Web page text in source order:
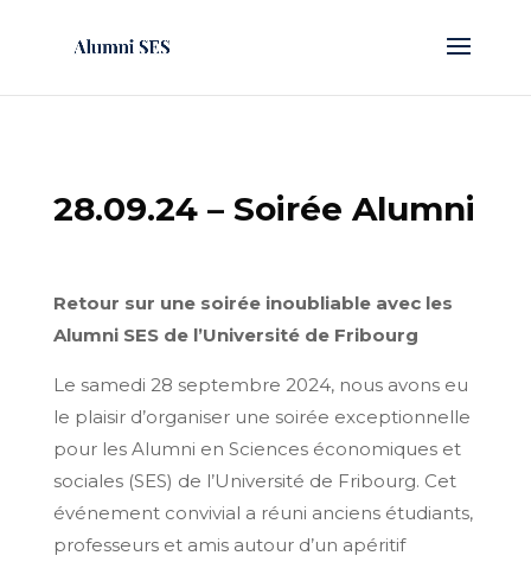
28.09.24 – Soirée Alumni
Retour sur une soirée inoubliable avec les
Alumni SES de l’Université de Fribourg
Le samedi 28 septembre 2024, nous avons eu
le plaisir d’organiser une soirée exceptionnelle
pour les Alumni en Sciences économiques et
sociales (SES) de l’Université de Fribourg. Cet
événement convivial a réuni anciens étudiants,
professeurs et amis autour d’un apéritif